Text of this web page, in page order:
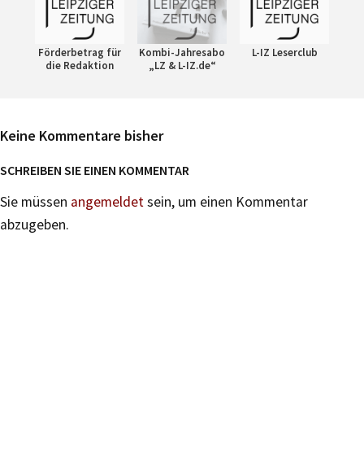
Förderbetrag für
die Redaktion
Kombi-Jahresabo
„LZ & L-IZ.de“
L-IZ Leserclub
Keine Kommentare bisher
SCHREIBEN SIE EINEN KOMMENTAR
Sie müssen angemeldetsein, um einen Kommentar
abzugeben.